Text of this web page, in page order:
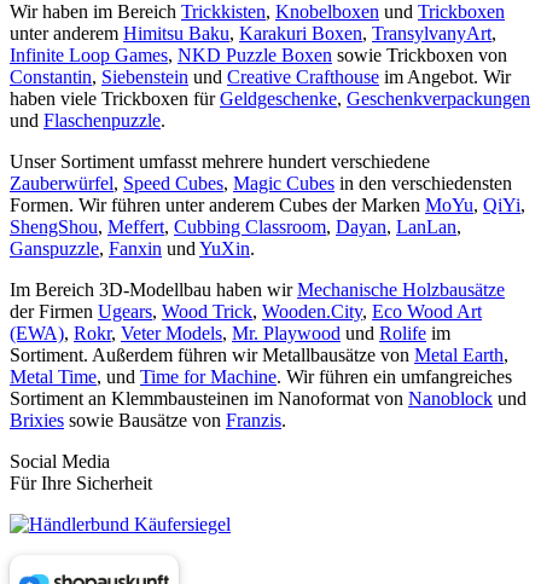
Wir haben im Bereich Trickkisten, Knobelboxen und Trickboxen
unter anderem Himitsu Baku, Karakuri Boxen, TransylvanyArt,
Infinite Loop Games, NKD Puzzle Boxen sowie Trickboxen von
Constantin, Siebenstein und Creative Crafthouse im Angebot. Wir
haben viele Trickboxen fürGeldgeschenke, Geschenkverpackungen
und Flaschenpuzzle.
Unser Sortiment umfasst mehrere hundert verschiedene
Zauberwürfel, Speed Cubes, Magic Cubes in den verschiedensten
Formen. Wir führen unter anderem Cubes der Marken MoYu, QiYi,
ShengShou, Meffert, Cubbing Classroom, Dayan, LanLan,
Ganspuzzle, Fanxin und YuXin.
Im Bereich 3D-Modellbau haben wirMechanische Holzbausätze
der Firmen Ugears, Wood Trick, Wooden.City, Eco Wood Art
(EWA), Rokr, Veter Models, Mr. Playwood und Rolife im
Sortiment. Außerdem führen wir Metallbausätze von Metal Earth,
Metal Time, und Time for Machine. Wir führen ein umfangreiches
Sortiment an Klemmbausteinen im Nanoformat von Nanoblock und
Brixies sowie Bausätze von Franzis.
Social Media
Für Ihre Sicherheit